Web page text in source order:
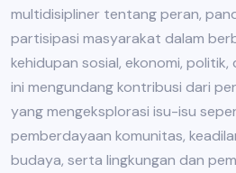
multidisipliner tentang peran,
partisipasi masyarakat dalam
kehidupan sosial, ekonomi, politik,
ini mengundang kontribusi dari
yang mengeksplorasi isu-isu
pemberdayaan komunitas,
budaya, serta lingkungan dan